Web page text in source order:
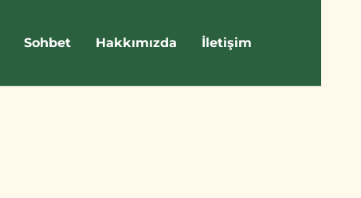
Sohbet Hakkımızda İletişim